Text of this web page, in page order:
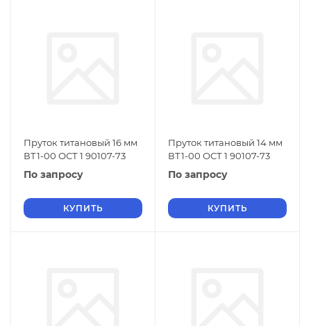
Пруток титановый 16 мм
ВТ1-00 ОСТ 1 90107-73
По запросу
КУПИТЬ
Пруток титановый 14 мм
ВТ1-00 ОСТ 1 90107-73
По запросу
КУПИТЬ